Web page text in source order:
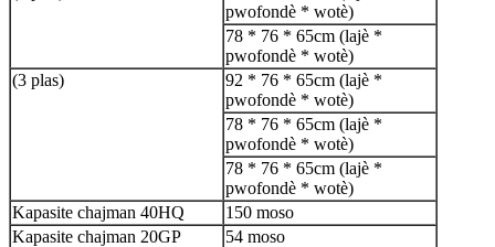
pwofondè * wotè)
78 * 76 * 65cm (lajè *
pwofondè * wotè)
(3 plas)
92 * 76 * 65cm (lajè *
pwofondè * wotè)
78 * 76 * 65cm (lajè *
pwofondè * wotè)
78 * 76 * 65cm (lajè *
pwofondè * wotè)
Kapasite chajman 40HQ
150 moso
Kapasite chajman 20GP
54 moso